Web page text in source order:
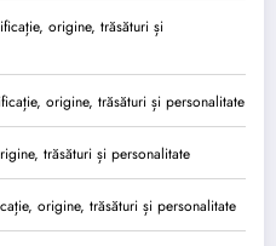
origine, trăsături și
origine, trăsături și personalitate
trăsături și personalitate
origine, trăsături și personalitate